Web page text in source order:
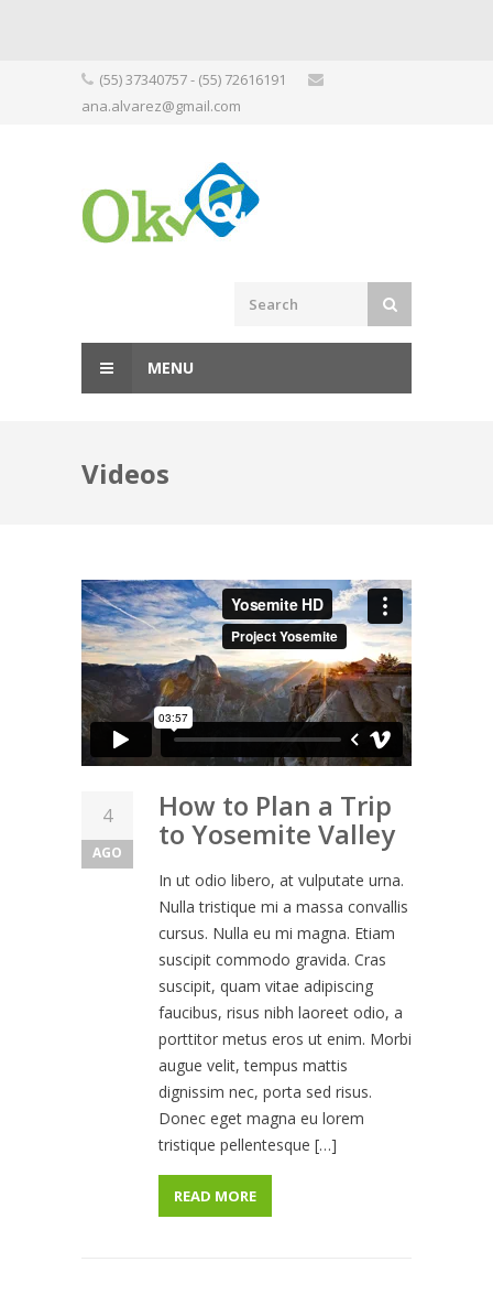
(55) 37340757 - (55) 72616191
ana.alvarez@gmail.com
MENU
Videos
4
AGO
How to Plan a Trip
to Yosemite Valley
In ut odio libero, at vulputate urna.
Nulla tristique mi a massa convallis
cursus. Nulla eu mi magna. Etiam
suscipit commodo gravida. Cras
suscipit, quam vitae adipiscing
faucibus, risus nibh laoreet odio, a
porttitor metus eros ut enim. Morbi
augue velit, tempus mattis
dignissim nec, porta sed risus.
Donec eget magna eu lorem
tristique pellentesque […]
READ MORE